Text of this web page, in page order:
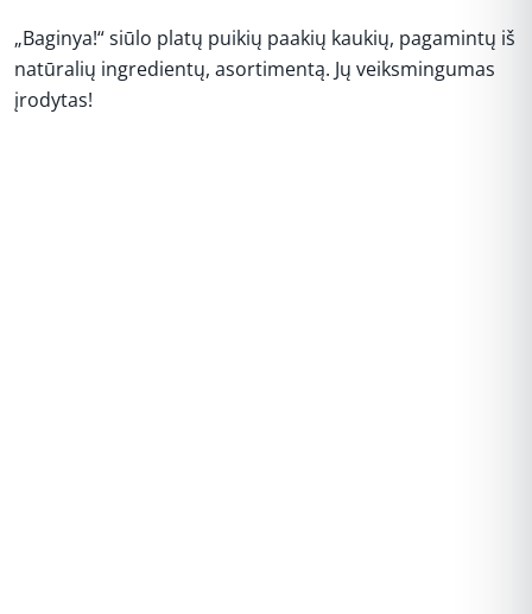
„Baginya!“ siūlo platų puikių paakių kaukių, pagamintų iš
natūralių ingredientų, asortimentą. Jų veiksmingumas
įrodytas!